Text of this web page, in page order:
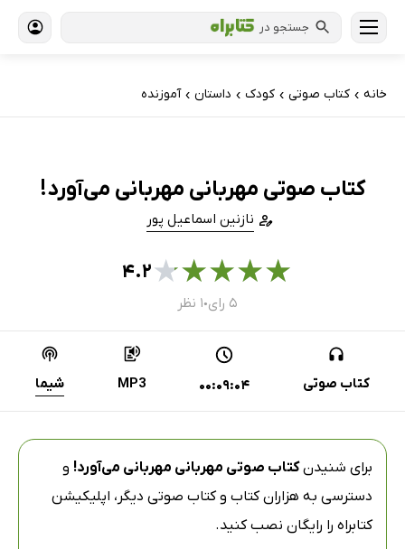
جستجو در
خانه › کتاب‌ صوتی › کودک › داستان › آموزنده
کتاب صوتی مهربانی مهربانی می‌آورد!
نازنین اسماعیل پور
★
★
★
★
★۴.۲
۵ رای ● ۱ نظر
کتاب صوتی 00:09:04
MP3 شیما
برای شنیدنکتاب صوتی مهربانی مهربانی می‌آورد! و
دسترسی به هزاران کتاب و کتاب صوتی دیگر، اپلیکیشن
کتابراه را رایگان نصب کنید.